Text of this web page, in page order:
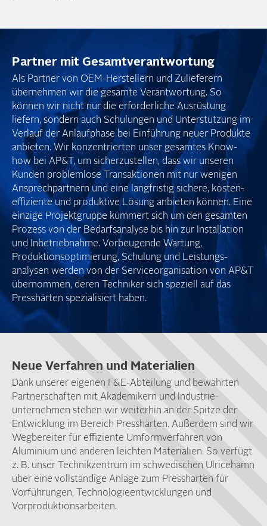
Partner mit Gesamt­verantwortung
Als Partner von OEM-Herstellern und Zulieferern
übernehmen wir die gesamte Verantwortung. So
können wir nicht nur die erforderliche Ausrüstung
liefern, sondern auch Schulungen und Unter­stützung im
Verlauf der Anlaufphase bei Einführung neuer Produkte
anbieten. Wir konzentrierten unser gesamtes Know-
how bei AP&T, um sicherzustellen, dass wir unseren
Kunden problemlose Transaktionen mit nur wenigen
Ansprech­partnern und eine langfristig sichere, kosten­
effiziente und produktive Lösung anbieten können. Eine
einzige Projekt­gruppe kümmert sich um den gesamten
Prozess von der Bedarfs­analyse bis hin zur Installation
und Inbetrieb­nahme. Vorbeugende Wartung,
Produktions­optimierung, Schulung und Leistungs­
analysen werden von der Service­organisation von AP&T
über­nommen, deren Techniker sich speziell auf das
Presshärten spezialisiert haben.
Neue Verfahren und Materialien
Dank unserer eigenen F&E-Abteilung und bewährten
Partner­schaften mit Akademikern und Industrie­
unternehmen stehen wir weiterhin an der Spitze der
Entwicklung im Bereich Presshärten. Außerdem sind wir
Wegbereiter für effiziente Umform­verfahren von
Aluminium und anderen leichten Materialien. So verfügt
z. B. unser Technik­zentrum im schwedischen Ulricehamn
über eine voll­ständige Anlage zum Presshärten für
Vorführungen, Technologie­entwicklungen und
Vorproduktions­arbeiten.